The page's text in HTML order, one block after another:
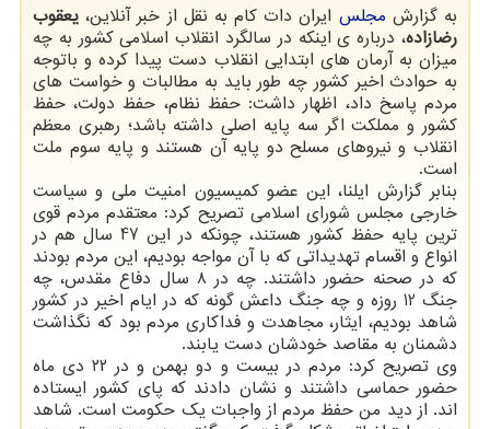
به گزارش مجلس ایران دات کام به نقل از خبر آنلاین، یعقوب
رضازاده، درباره ی اینکه در سالگرد انقلاب اسلامی کشور به چه
میزان به آرمان های ابتدایی انقلاب دست پیدا کرده و باتوجه
به حوادث اخیر کشور چه طور باید به مطالبات و خواست های
مردم پاسخ داد، اظهار داشت: حفظ نظام، حفظ دولت، حفظ
کشور و مملکت اگر سه پایه اصلی داشته باشد؛ رهبری معظم
انقلاب و نیروهای مسلح دو پایه آن هستند و پایه سوم ملت
است.
بنابر گزارش ایلنا، این عضو کمیسیون امنیت ملی و سیاست
خارجی مجلس شورای اسلامی تصریح کرد: معتقدم مردم قوی
ترین پایه حفظ کشور هستند، چونکه در این 47 سال هم در
انواع و اقسام تهدیداتی که با آن مواجه بودیم، این مردم بودند
که در صحنه حضور داشتند. چه در ۸ سال دفاع مقدس، چه
جنگ 12 روزه و چه جنگ داعش گونه که در ایام اخیر در کشور
شاهد بودیم، ایثار، مجاهدت و فداکاری مردم بود که نگذاشت
دشمنان به مقاصد خودشان دست یابند.
وی تصریح کرد: مردم در بیست و دو بهمن و در ۲۲ دی ماه
حضور حماسی داشتند و نشان دادند که پای کشور ایستاده
اند. از دید من حفظ مردم از واجبات یک حکومت است. شاهد